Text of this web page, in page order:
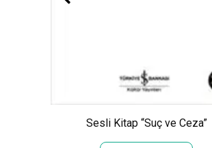
Sesli Kitap “Suç ve Ceza”